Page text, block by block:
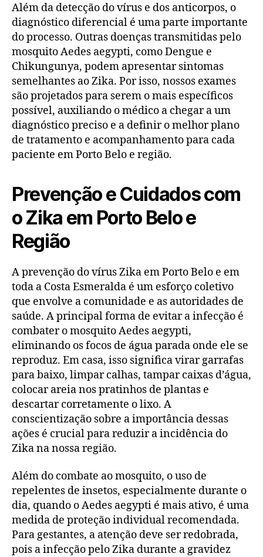
Além da detecção do vírus e dos anticorpos, o
diagnóstico diferencial é uma parte importante
do processo. Outras doenças transmitidas pelo
mosquito Aedes aegypti, como Dengue e
Chikungunya, podem apresentar sintomas
semelhantes ao Zika. Por isso, nossos exames
são projetados para serem o mais específicos
possível, auxiliando o médico a chegar a um
diagnóstico preciso e a definir o melhor plano
de tratamento e acompanhamento para cada
paciente em Porto Belo e região.
Prevenção e Cuidados com
o Zika em Porto Belo e
Região
A prevenção do vírus Zika em Porto Belo e em
toda a Costa Esmeralda é um esforço coletivo
que envolve a comunidade e as autoridades de
saúde. A principal forma de evitar a infecção é
combater o mosquito Aedes aegypti,
eliminando os focos de água parada onde ele se
reproduz. Em casa, isso significa virar garrafas
para baixo, limpar calhas, tampar caixas d’água,
colocar areia nos pratinhos de plantas e
descartar corretamente o lixo. A
conscientização sobre a importância dessas
ações é crucial para reduzir a incidência do
Zika na nossa região.
Além do combate ao mosquito, o uso de
repelentes de insetos, especialmente durante o
dia, quando o Aedes aegypti é mais ativo, é uma
medida de proteção individual recomendada.
Para gestantes, a atenção deve ser redobrada,
pois a infecção pelo Zika durante a gravidez